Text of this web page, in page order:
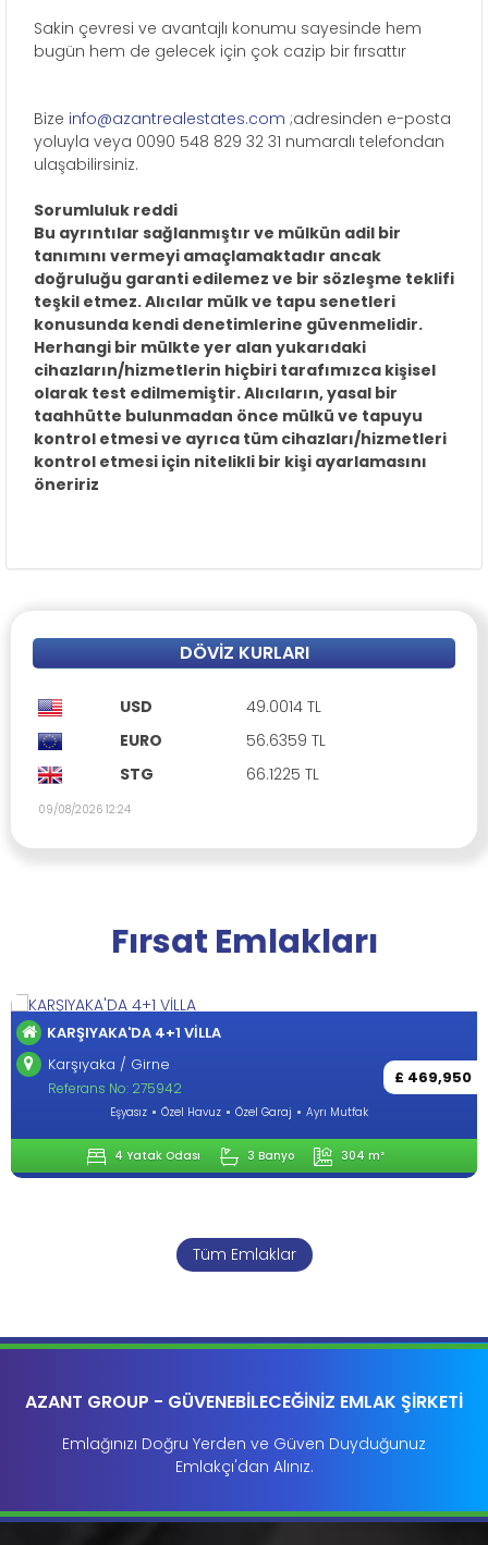
Sakin çevresi ve avantajlı konumu sayesinde hem
bugün hem de gelecek için çok cazip bir fırsattır
Bize info@azantrealestates.com ;adresinden e-posta
yoluyla veya 0090 548 829 32 31 numaralı telefondan
ulaşabilirsiniz.
Sorumluluk reddi
Bu ayrıntılar sağlanmıştır ve mülkün adil bir
tanımını vermeyi amaçlamaktadır ancak
doğruluğu garanti edilemez ve bir sözleşme teklifi
teşkil etmez. Alıcılar mülk ve tapu senetleri
konusunda kendi denetimlerine güvenmelidir.
Herhangi bir mülkte yer alan yukarıdaki
cihazların/hizmetlerin hiçbiri tarafımızca kişisel
olarak test edilmemiştir. Alıcıların, yasal bir
taahhütte bulunmadan önce mülkü ve tapuyu
kontrol etmesi ve ayrıca tüm cihazları/hizmetleri
kontrol etmesi için nitelikli bir kişi ayarlamasını
öneririz
DÖVIZ KURLARI
USD
49.0014 TL
EURO
56.6359 TL
STG
66.1225 TL
09/08/2026 12:24
Fırsat Emlakları
KARŞIYAKA'DA 4+1 VİLLA
Karşıyaka / Girne
£ 469,950
Referans No: 275942
Eşyasız Özel Havuz Özel Garaj Ayrı Mutfak
4 Yatak Odası 3 Banyo 304 m²
Tüm Emlaklar
AZANT GROUP - GÜVENEBİLECEĞİNİZ EMLAK ŞİRKETİ
Emlağınızı Doğru Yerden ve Güven Duyduğunuz
Emlakçı'dan Alınız.